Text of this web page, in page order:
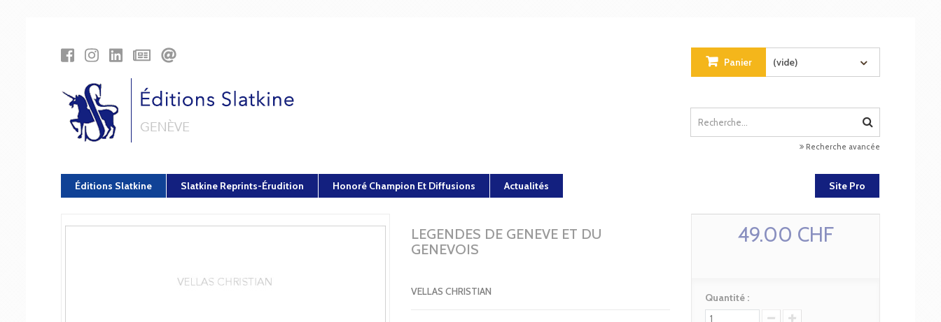
Panier (vide)
Recherche avancée
Éditions Slatkine Slatkine Reprints-Érudition Honoré Champion Et Diffusions Actualités Site Pro
LEGENDES DE GENEVE ET DU
GENEVOIS
VELLAS CHRISTIAN
49.00 CHF
Quantité :